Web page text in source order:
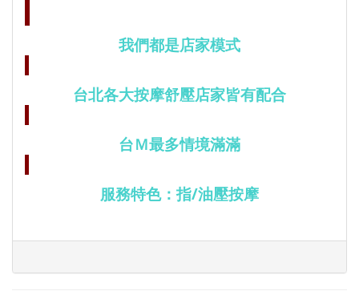
我們都是店家模式
台北各大按摩舒壓店家皆有配合
台Ｍ最多情境滿滿
服務特色：指/油壓按摩